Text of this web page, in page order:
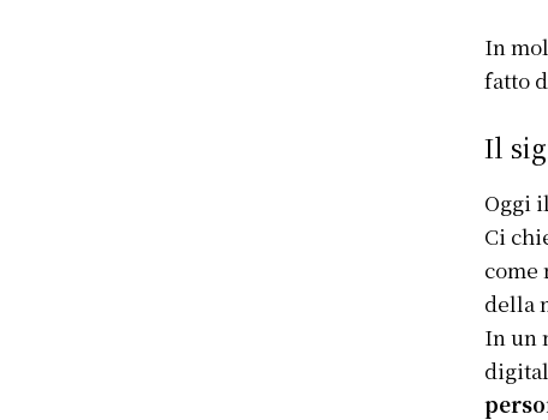
In
fatto
Il
Oggi
Ci
come
della
In un